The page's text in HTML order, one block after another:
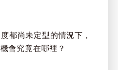
都尚未定型的情況下，
會究竟在哪裡？